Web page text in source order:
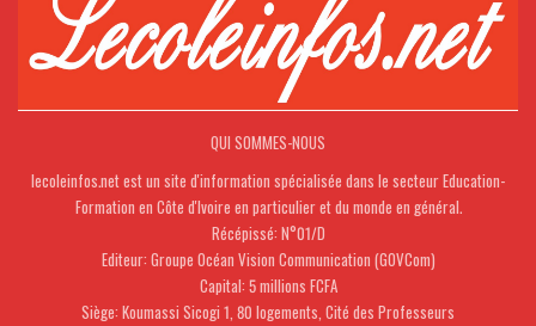
QUI SOMMES-NOUS
lecoleinfos.net est un site d'information spécialisée dans le secteur Education-
Formation en Côte d'Ivoire en particulier et du monde en général.
Récépissé: N°01/D
Editeur: Groupe Océan Vision Communication (GOVCom)
Capital: 5 millions FCFA
Siège: Koumassi Sicogi 1, 80 logements, Cité des Professeurs